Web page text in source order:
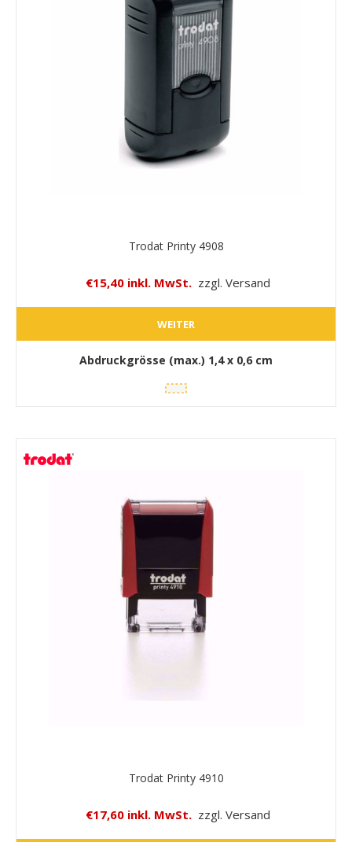
Trodat Printy 4908
€15,40 inkl. MwSt. zzgl. Versand
WEITER
Abdruckgrösse (max.) 1,4 x 0,6 cm
Trodat Printy 4910
€17,60 inkl. MwSt. zzgl. Versand